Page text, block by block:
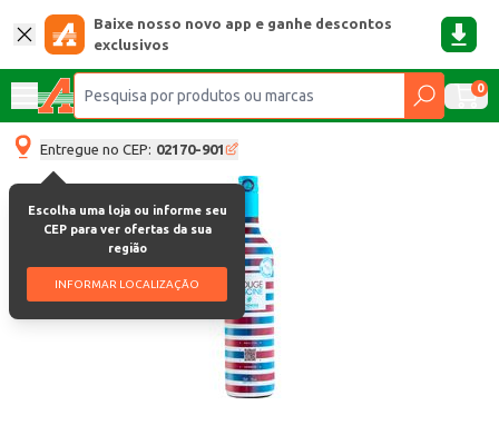
Baixe nosso novo app e ganhe descontos
exclusivos
0
Entregue no CEP: 02170-901
Escolha uma loja ou informe seu
CEP para ver ofertas da sua
região
INFORMAR LOCALIZAÇÃO